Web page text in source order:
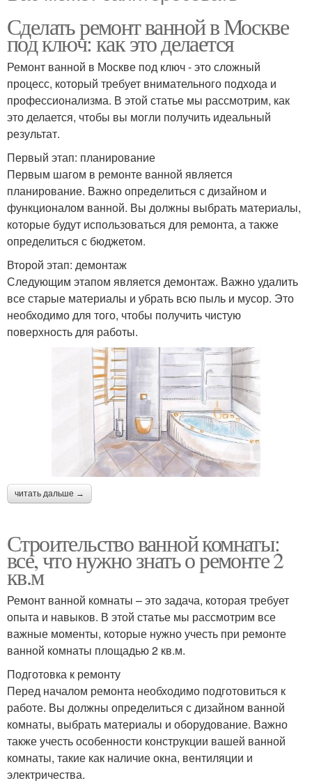
Сделать ремонт ванной в Москве
под ключ: как это делается
Ремонт ванной в Москве под ключ - это сложный
процесс, который требует внимательного подхода и
профессионализма. В этой статье мы рассмотрим, как
это делается, чтобы вы могли получить идеальный
результат.
Первый этап: планирование
Первым шагом в ремонте ванной является
планирование. Важно определиться с дизайном и
функционалом ванной. Вы должны выбрать материалы,
которые будут использоваться для ремонта, а также
определиться с бюджетом.
Второй этап: демонтаж
Следующим этапом является демонтаж. Важно удалить
все старые материалы и убрать всю пыль и мусор. Это
необходимо для того, чтобы получить чистую
поверхность для работы.
читать дальше →
Строительство ванной комнаты:
все, что нужно знать о ремонте 2
кв.м
Ремонт ванной комнаты – это задача, которая требует
опыта и навыков. В этой статье мы рассмотрим все
важные моменты, которые нужно учесть при ремонте
ванной комнаты площадью 2 кв.м.
Подготовка к ремонту
Перед началом ремонта необходимо подготовиться к
работе. Вы должны определиться с дизайном ванной
комнаты, выбрать материалы и оборудование. Важно
также учесть особенности конструкции вашей ванной
комнаты, такие как наличие окна, вентиляции и
электричества.